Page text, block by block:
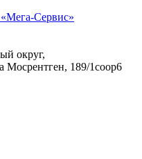
округ,
Мосрентген, 189/1соор6